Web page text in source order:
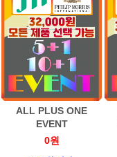
ALL PLUS ONE
EVENT
0원